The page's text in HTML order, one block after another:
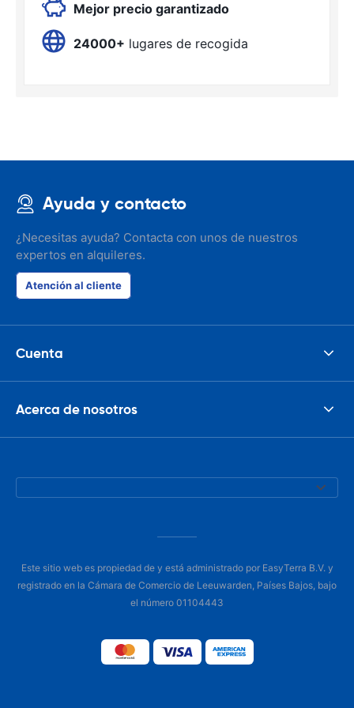
Mejor precio garantizado
24000+ lugares de recogida
Ayuda y contacto
¿Necesitas ayuda? Contacta con unos de nuestros
expertos en alquileres.
Atención al cliente
Cuenta
Acerca de nosotros
Este sitio web es propiedad de y está administrado por EasyTerra B.V. y
registrado en la Cámara de Comercio de Leeuwarden, Países Bajos, bajo
el número 01104443